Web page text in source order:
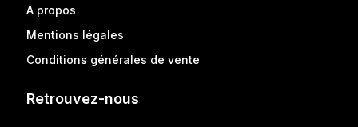
A propos
Mentions légales
Conditions générales de vente
Retrouvez-nous